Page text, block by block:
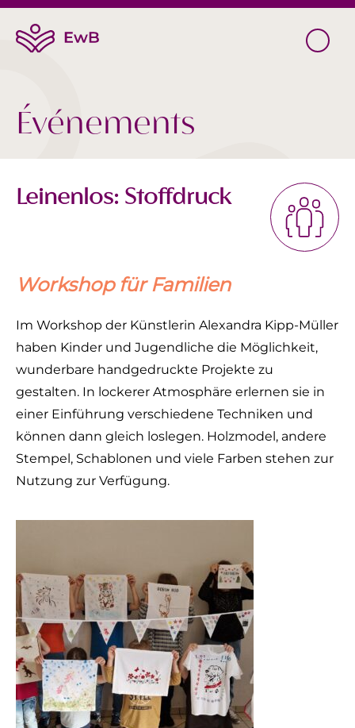
Événements
Leinenlos: Stoffdruck
Workshop für Familien
Im Workshop der Künstlerin Alexandra Kipp-Müller
haben Kinder und Jugendliche die Möglichkeit,
wunderbare handgedruckte Projekte zu
gestalten. In lockerer Atmosphäre erlernen sie in
einer Einführung verschiedene Techniken und
können dann gleich loslegen. Holzmodel, andere
Stempel, Schablonen und viele Farben stehen zur
Nutzung zur Verfügung.